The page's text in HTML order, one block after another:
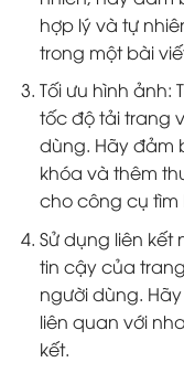
hợp lý và tự
trong một bài
Tối ưu hình ảnh:
tốc độ tải trang
dùng. Hãy đảm
khóa và thêm
cho công cụ tìm
Sử dụng liên kết
tin cậy của
người dùng.
liên quan với
kết.